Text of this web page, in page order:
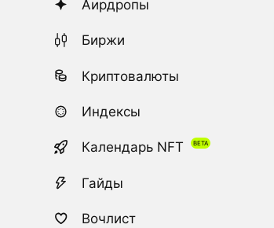
Аирдропы
Биржи
Криптовалюты
Индексы
Календарь NFT
Гайды
Вочлист